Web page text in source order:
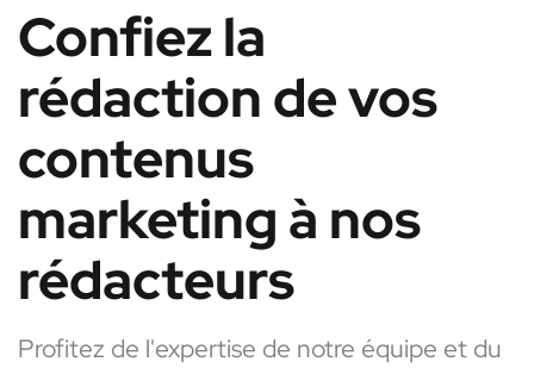
Confiez la
rédaction de vos
contenus
marketing à nos
rédacteurs
Profitez de l'expertise de notre équipe et du